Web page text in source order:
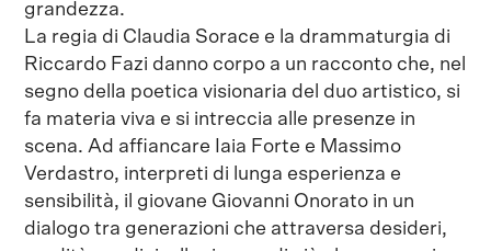
grandezza.
La regia di Claudia Sorace e la drammaturgia di
Riccardo Fazi danno corpo a un racconto che, nel
segno della poetica visionaria del duo artistico, si
fa materia viva e si intreccia alle presenze in
scena. Ad affiancare Iaia Forte e Massimo
Verdastro, interpreti di lunga esperienza e
sensibilità, il giovane Giovanni Onorato in un
dialogo tra generazioni che attraversa desideri,